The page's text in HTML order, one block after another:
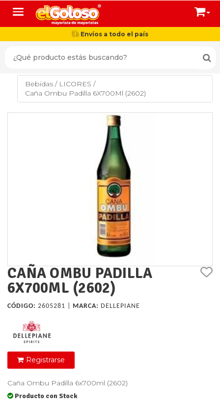
Toggle navigation
Envíos a todo el país
Bebidas / LICORES /
Caña Ombu Padilla 6X700Ml (2602)
CAÑA OMBU PADILLA
6X700ML (2602)
CÓDIGO: 2605281 | MARCA: DELLEPIANE
Registrarse
Caña Ombu Padilla 6x700ml (2602)
Producto con Stock